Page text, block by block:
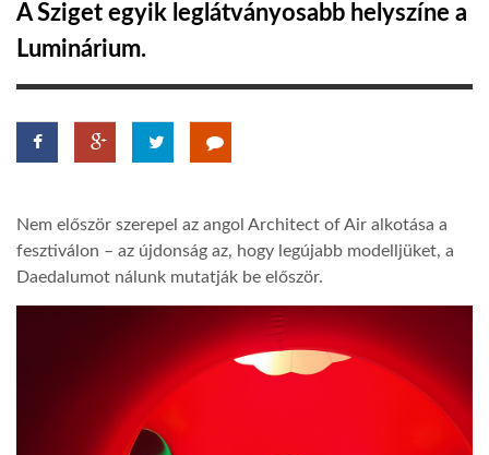
LINKTR.EE
GLOBOZSARU
LATIMO.HU
A Sziget egyik leglátványosabb helyszíne a
Luminárium.
Nem először szerepel az angol Architect of Air alkotása a
fesztiválon – az újdonság az, hogy legújabb modelljüket, a
Daedalumot nálunk mutatják be először.